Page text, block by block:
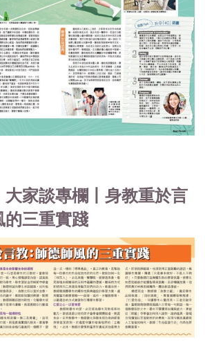
大家談專欄丨身教重於言
三重實踐